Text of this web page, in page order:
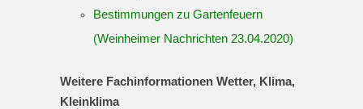
Bestimmungen zu Gartenfeuern
(Weinheimer Nachrichten 23.04.2020)
Weitere Fachinformationen Wetter, Klima,
Kleinklima